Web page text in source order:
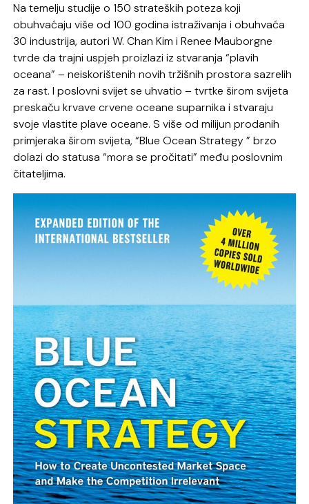
Na temelju studije o 150 strateških poteza koji
obuhvaćaju više od 100 godina istraživanja i obuhvaća
30 industrija, autori W. Chan Kim i Renee Mauborgne
tvrde da trajni uspjeh proizlazi iz stvaranja “plavih
oceana” – neiskorištenih novih tržišnih prostora sazrelih
za rast. I poslovni svijet se uhvatio – tvrtke širom svijeta
preskaču krvave crvene oceane suparnika i stvaraju
svoje vlastite plave oceane. S više od milijun prodanih
primjeraka širom svijeta, “Blue Ocean Strategy ” brzo
dolazi do statusa “mora se pročitati” među poslovnim
čitateljima.